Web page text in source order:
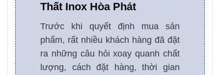
Thất Inox Hòa Phát
Trước khi quyết định mua sản
phẩm, rất nhiều khách hàng đã đặt
ra những câu hỏi xoay quanh chất
lượng, cách đặt hàng, thời gian